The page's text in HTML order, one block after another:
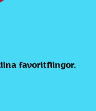
favoritflingor.